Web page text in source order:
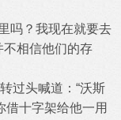
吗？我现在就要去
不相信他们的存
头喊道：“沃斯
借十字架给他一用